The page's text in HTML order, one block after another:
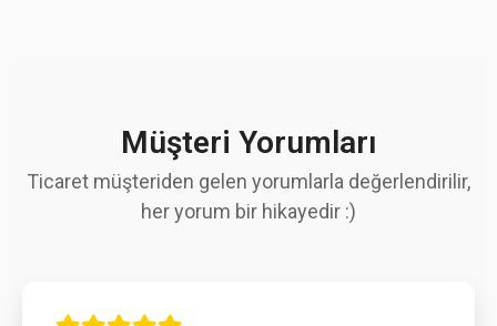
Müşteri Yorumları
Ticaret müşteriden gelen yorumlarla değerlendirilir,
her yorum bir hikayedir :)